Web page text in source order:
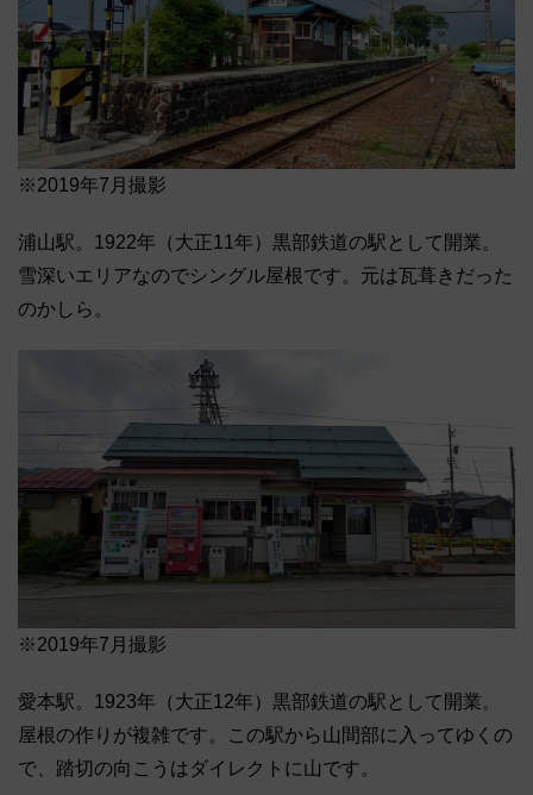
※2019年7月撮影
浦山駅。1922年（大正11年）黒部鉄道の駅として開業。
雪深いエリアなのでシングル屋根です。元は瓦葺きだった
のかしら。
※2019年7月撮影
愛本駅。1923年（大正12年）黒部鉄道の駅として開業。
屋根の作りが複雑です。この駅から山間部に入ってゆくの
で、踏切の向こうはダイレクトに山です。